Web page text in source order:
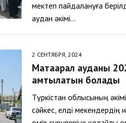
мектеп пайдалануға
аудан әкімі…
2 СЕНТЯБРЯ, 2024
Мақтаарал ауданы
қамтылатын болады
Түркістан облысының
сәйкес, елді